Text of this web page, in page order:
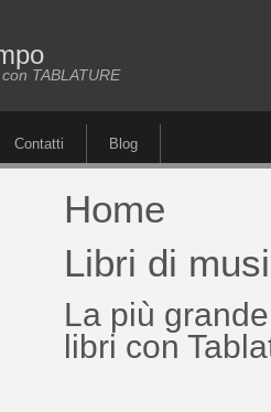
TABLATURE
Contatti Blog
Home
Libri di
La più
libri con